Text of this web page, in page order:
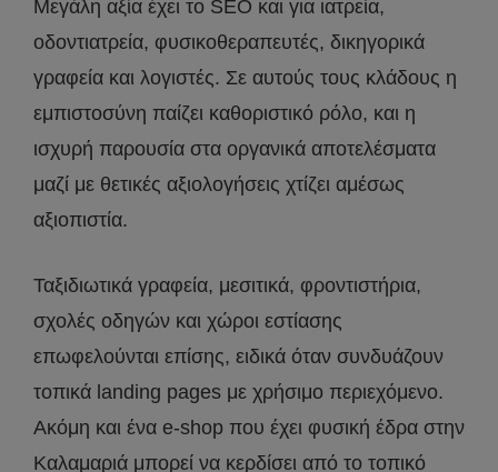
Μεγάλη αξία έχει το SEO και για ιατρεία,
οδοντιατρεία, φυσικοθεραπευτές, δικηγορικά
γραφεία και λογιστές. Σε αυτούς τους κλάδους η
εμπιστοσύνη παίζει καθοριστικό ρόλο, και η
ισχυρή παρουσία στα οργανικά αποτελέσματα
μαζί με θετικές αξιολογήσεις χτίζει αμέσως
αξιοπιστία.
Ταξιδιωτικά γραφεία, μεσιτικά, φροντιστήρια,
σχολές οδηγών και χώροι εστίασης
επωφελούνται επίσης, ειδικά όταν συνδυάζουν
τοπικά landing pages με χρήσιμο περιεχόμενο.
Ακόμη και ένα e-shop που έχει φυσική έδρα στην
Καλαμαριά μπορεί να κερδίσει από το τοπικό